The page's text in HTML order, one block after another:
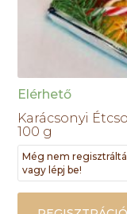
Elérhető
Karácsonyi
100 g
Még nem
vagy lépj be!